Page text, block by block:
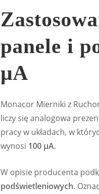
panele i
µA
Monacor Mierniki z
liczy się analogowa
pracy w układach, w
wynosi 100 µA.
W opisie producenta
podświetleniowych.